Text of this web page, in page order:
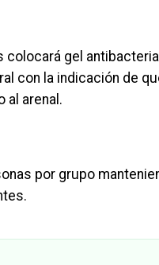
colocará gel
con la indicación de
al arenal.
por grupo